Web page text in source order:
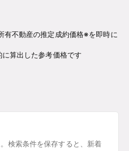
有不動産の推定成約価格※を即時に
算出した参考価格です
検索条件を保存すると、新着